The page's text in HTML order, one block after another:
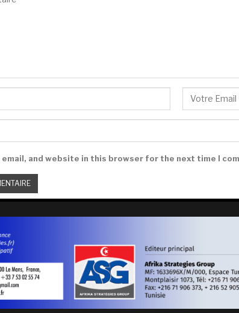
email, and website in this browser for the next time I